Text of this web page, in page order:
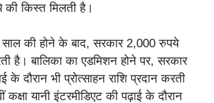
किस्त मिलती है।
साल की होने के बाद, सरकार 2,000 रुपये
है। बालिका का एडमिशन होने पर, सरकार
के दौरान भी प्रोत्साहन राशि प्रदान करती
यानी इंटरमीडिएट की पढ़ाई के दौरान